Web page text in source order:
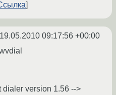
19.05.2010 09:17:56 +00:00
dialer version 1.56 -->